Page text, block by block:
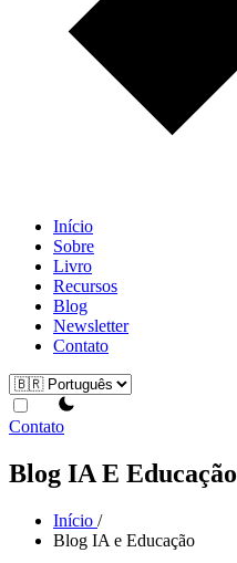
Início
Sobre
Livro
Recursos
Blog
Newsletter
Contato
theme switcher
Contato
Blog IA E Educação
Início /
Blog IA e Educação